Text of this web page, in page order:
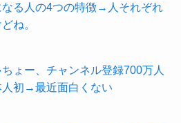
なる人の4つの特徴→人それぞれ
ね。
ょー、チャンネル登録700万人
人初→最近面白くない